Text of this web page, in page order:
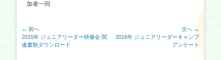
加者一同
投
稿
← 前へ
前
の
2015年 ジュニアリーダー研修会 関
連書類ダウンロード
次へ →
2016年 ジュニアリーダーキャンプ
アンケート